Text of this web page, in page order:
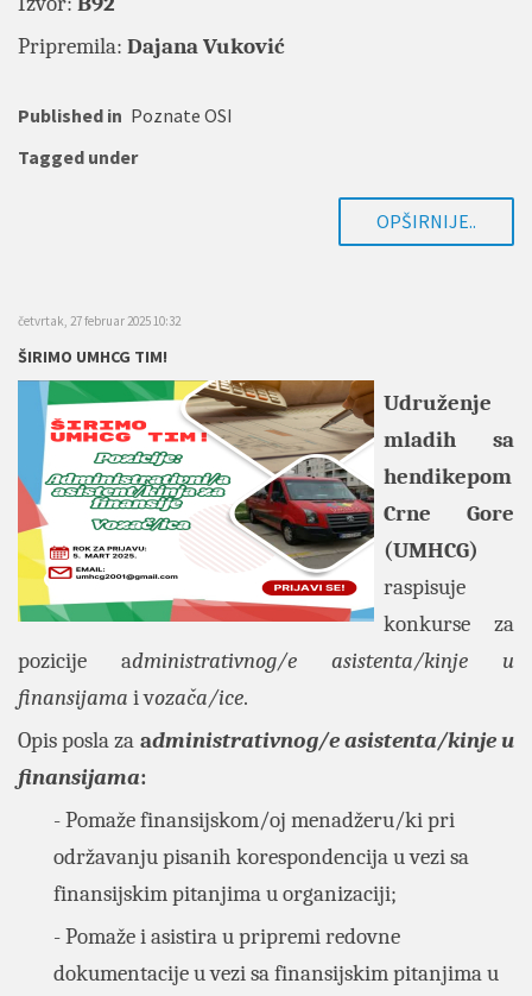
Pripremila: Dajana Vuković
Published in Poznate OSI
Tagged under
OPŠIRNIJE..
četvrtak, 27 februar 2025 10:32
ŠIRIMO UMHCG TIM!
Udruženje
mladih sa
hendikepom
Crne Gore
(UMHCG)
raspisuje
konkurse za
pozicije administrativnog/e asistenta/kinje u
finansijama i vozača/ice.
Opis posla za administrativnog/e asistenta/kinje u
finansijama:
- Pomaže finansijskom/oj menadžeru/ki pri
održavanju pisanih korespondencija u vezi sa
finansijskim pitanjima u organizaciji;
- Pomaže i asistira u pripremi redovne
dokumentacije u vezi sa finansijskim pitanjima u